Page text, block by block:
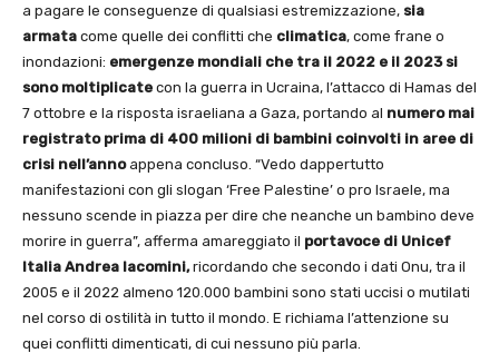
a pagare le conseguenze di qualsiasi estremizzazione, sia
armata come quelle dei conflitti che climatica, come frane o
inondazioni: emergenze mondiali che tra il 2022 e il 2023 si
sono moltiplicate con la guerra in Ucraina, l’attacco di Hamas del
7 ottobre e la risposta israeliana a Gaza, portando al numero mai
registrato prima di 400 milioni di bambini coinvolti in aree di
crisi nell’annoappena concluso. “Vedo dappertutto
manifestazioni con gli slogan ‘Free Palestine’ o pro Israele, ma
nessuno scende in piazza per dire che neanche un bambino deve
morire in guerra”, afferma amareggiato il portavoce di Unicef
Italia Andrea Iacomini,ricordando che secondo i dati Onu, tra il
2005 e il 2022 almeno 120.000 bambini sono stati uccisi o mutilati
nel corso di ostilità in tutto il mondo. E richiama l’attenzione su
quei conflitti dimenticati, di cui nessuno più parla.